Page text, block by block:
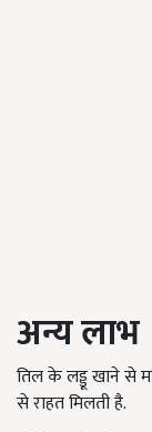
अन्य लाभ
तिल के लड्डू खाने से
से राहत मिलती है.